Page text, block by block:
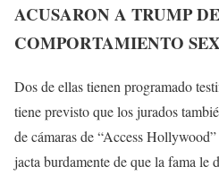
ACUSARON A TRUMP DE
COMPORTAMIENTO
Dos de ellas tienen programado
tiene previsto que los jurados
de cámaras de “Access
jacta burdamente de que la fama le